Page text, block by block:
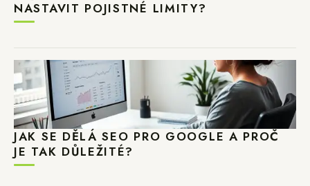
NASTAVIT POJISTNÉ LIMITY?
JAK SE DĚLÁ SEO PRO GOOGLE A PROČ
JE TAK DŮLEŽITÉ?